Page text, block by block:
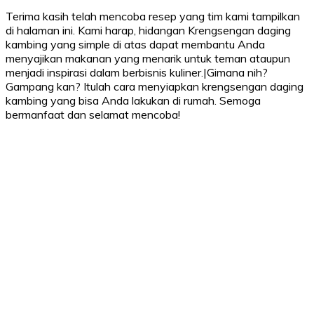
Terima kasih telah mencoba resep yang tim kami tampilkan
di halaman ini. Kami harap, hidangan Krengsengan daging
kambing yang simple di atas dapat membantu Anda
menyajikan makanan yang menarik untuk teman ataupun
menjadi inspirasi dalam berbisnis kuliner.|Gimana nih?
Gampang kan? Itulah cara menyiapkan krengsengan daging
kambing yang bisa Anda lakukan di rumah. Semoga
bermanfaat dan selamat mencoba!